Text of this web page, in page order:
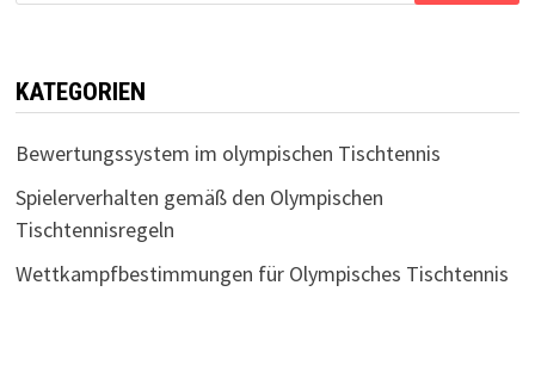
KATEGORIEN
Bewertungssystem im olympischen Tischtennis
Spielerverhalten gemäß den Olympischen
Tischtennisregeln
Wettkampfbestimmungen für Olympisches Tischtennis